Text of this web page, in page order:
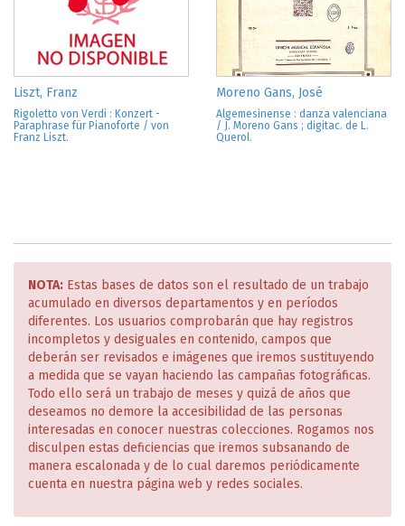
Liszt, Franz
Rigoletto von Verdi : Konzert -
Paraphrase für Pianoforte / von
Franz Liszt.
Moreno Gans, José
Algemesinense : danza valenciana
/ J. Moreno Gans ; digitac. de L.
Querol.
NOTA: Estas bases de datos son el resultado de un trabajo
acumulado en diversos departamentos y en períodos
diferentes. Los usuarios comprobarán que hay registros
incompletos y desiguales en contenido, campos que
deberán ser revisados e imágenes que iremos sustituyendo
a medida que se vayan haciendo las campañas fotográficas.
Todo ello será un trabajo de meses y quizá de años que
deseamos no demore la accesibilidad de las personas
interesadas en conocer nuestras colecciones. Rogamos nos
disculpen estas deficiencias que iremos subsanando de
manera escalonada y de lo cual daremos periódicamente
cuenta en nuestra página web y redes sociales.